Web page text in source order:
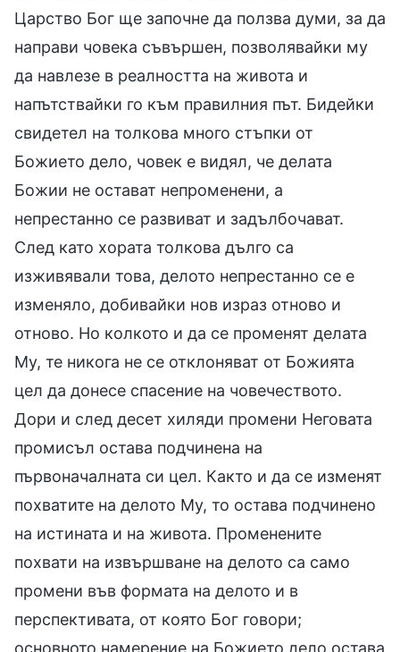
Царство Бог ще започне да ползва думи, за да
направи човека съвършен, позволявайки му
да навлезе в реалността на живота и
напътствайки го към правилния път. Бидейки
свидетел на толкова много стъпки от
Божието дело, човек е видял, че делата
Божии не остават непроменени, а
непрестанно се развиват и задълбочават.
След като хората толкова дълго са
изживявали това, делото непрестанно се е
изменяло, добивайки нов израз отново и
отново. Но колкото и да се променят делата
Му, те никога не се отклоняват от Божията
цел да донесе спасение на човечеството.
Дори и след десет хиляди промени Неговата
промисъл остава подчинена на
първоначалната си цел. Както и да се изменят
похватите на делото Му, то остава подчинено
на истината и на живота. Променените
похвати на извършване на делото са само
промени във формата на делото и в
перспективата, от която Бог говори;
основното намерение на Божието дело остава